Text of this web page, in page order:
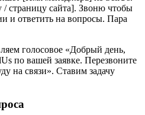
/ страницу сайта]. Звоню чтобы
и ответить на вопросы. Пара
голосовое «Добрый день,
по вашей заявке. Перезвоните
на связи». Ставим задачу